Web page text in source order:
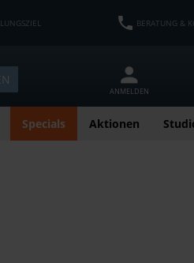
BERATUNG &
ANMELDEN
Specials Aktionen